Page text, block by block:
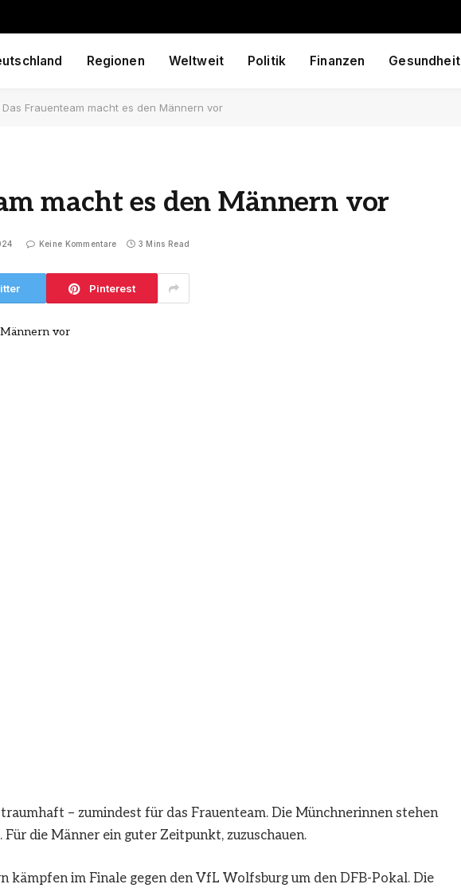
Regionen Weltweit Politik Finanzen Gesundheit
Das Frauenteam macht es den Männern vor
macht es den Männern vor
Keine Kommentare 3 Mins Read
Pinterest
– zumindest für das Frauenteam. Die Münchnerinnen stehen
die Männer ein guter Zeitpunkt, zuzuschauen.
kämpfen im Finale gegen den VfL Wolfsburg um den DFB-Pokal. Die